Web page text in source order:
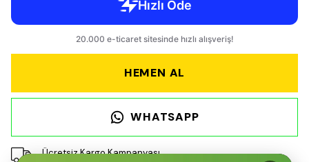
HEMEN AL
WHATSAPP
Ücretsiz Kargo Kampanyası